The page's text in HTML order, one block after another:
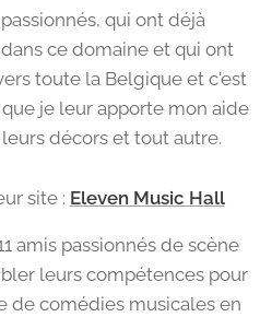
qui ont déjà
ce domaine et qui ont
toute la Belgique et c'est
je leur apporte mon aide
décors et tout autre.
site : Eleven Music Hall
amis passionnés de scène
leurs compétences pour
de comédies musicales en